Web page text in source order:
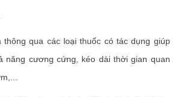
qua các loại thuốc có tác dụng giúp
năng cương cứng, kéo dài thời gian quan